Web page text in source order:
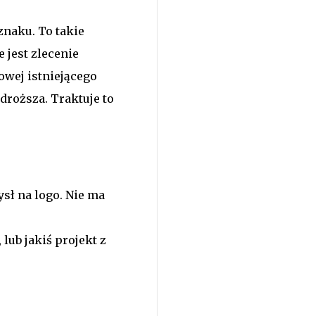
To takie
jest zlecenie
istniejącego
Traktuje to
na logo. Nie ma
lub jakiś projekt z